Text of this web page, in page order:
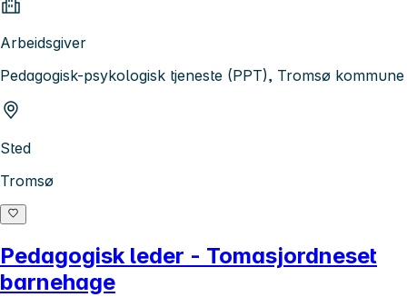
Arbeidsgiver
Pedagogisk-psykologisk tjeneste (PPT), Tromsø kommune
Sted
Tromsø
Pedagogisk leder - Tomasjordneset
barnehage